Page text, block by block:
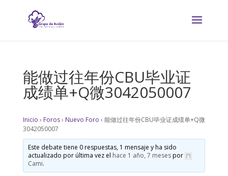
能做过往年份CBU毕业证
成绩单+Q微3042050007
Inicio › Foros› Nuevo Foro › 能做过往年份CBU毕业证成绩单+Q微
3042050007
Este debate tiene 0 respuestas, 1 mensaje y ha sido
actualizado por última vez el hace 1 año, 7 mesespor
Cami.